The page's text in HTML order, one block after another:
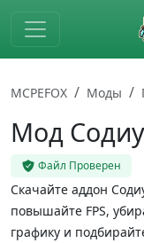
Skip to main content
MCPEFOX Моды
Мод
Файл Проверен
Скачайте аддон
повышайте FPS,
графику и